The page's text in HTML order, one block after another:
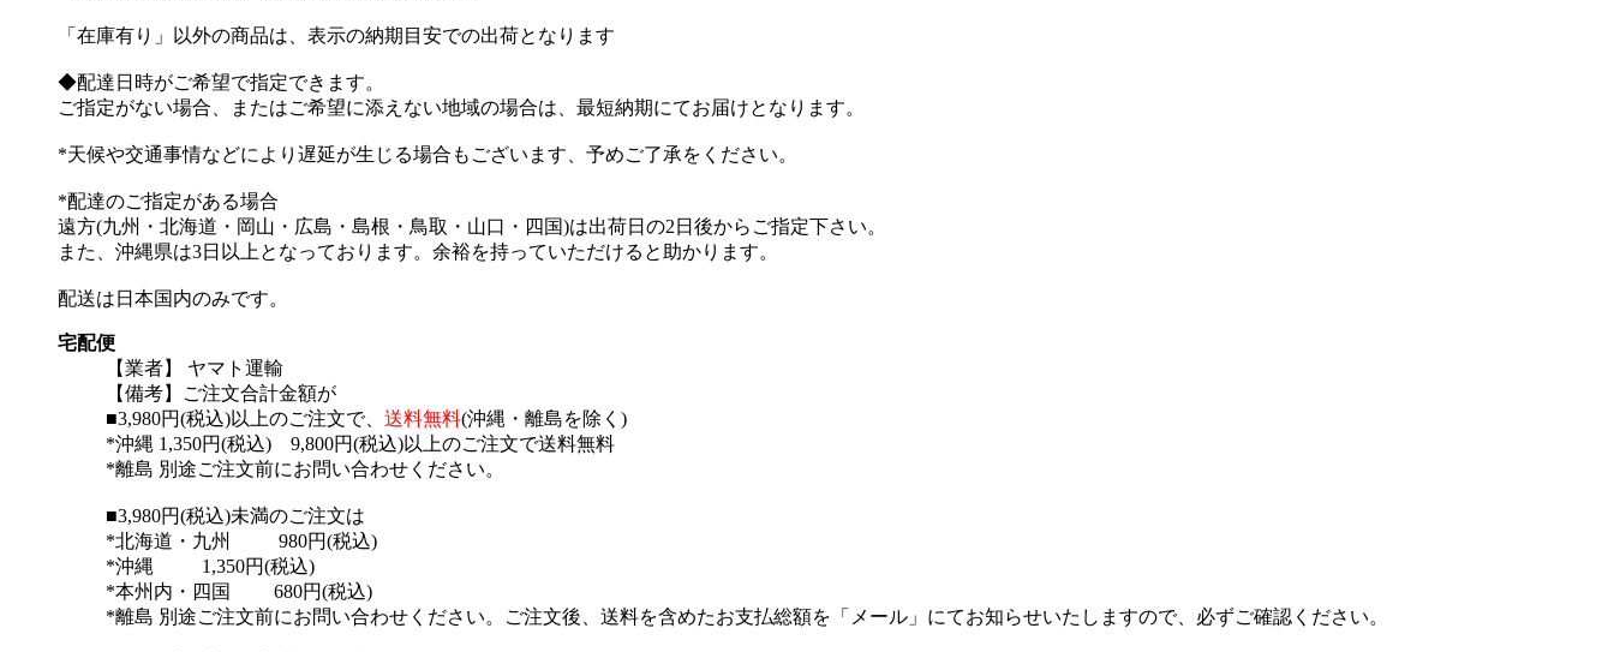
「在庫有り」以外の商品は、表示の納期目安での出荷となります
◆配達日時がご希望で指定できます。
ご指定がない場合、またはご希望に添えない地域の場合は、最短納期にてお届けとなります。
*天候や交通事情などにより遅延が生じる場合もございます、予めご了承をください。
*配達のご指定がある場合
遠方(九州・北海道・岡山・広島・島根・鳥取・山口・四国)は出荷日の2日後からご指定下さい。
また、沖縄県は3日以上となっております。余裕を持っていただけると助かります。
配送は日本国内のみです。
宅配便
【業者】 ヤマト運輸
【備考】ご注文合計金額が
■3,980円(税込)以上のご注文で、 送料無料(沖縄・離島を除く)
*沖縄 1,350円(税込) 9,800円(税込)以上のご注文で送料無料
*離島 別途ご注文前にお問い合わせください。
■3,980円(税込)未満のご注文は
*北海道・九州 980円(税込)
*沖縄 1,350円(税込)
*本州内・四国 680円(税込)
*離島 別途ご注文前にお問い合わせください。ご注文後、送料を含めたお支払総額を「メール」にてお知らせいたしますので、必ずご確認ください。